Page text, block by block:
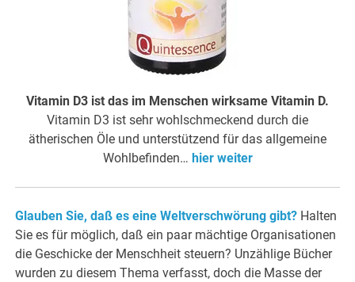
Vitamin D3 ist das im Menschen wirksame Vitamin D.
Vitamin D3 ist sehr wohlschmeckend durch die
ätherischen Öle und unterstützend für das allgemeine
Wohlbefinden… hier weiter
Glauben Sie, daß es eine Weltverschwörung gibt? Halten
Sie es für möglich, daß ein paar mächtige Organisationen
die Geschicke der Menschheit steuern? Unzählige Bücher
wurden zu diesem Thema verfasst, doch die Masse der